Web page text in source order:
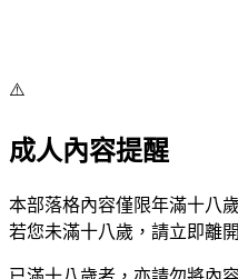
⚠️
成人內容提醒
本部落格內容僅限年滿十八
若您未滿十八歲，請立即離